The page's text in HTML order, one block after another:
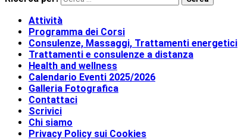
Attività
Programma dei Corsi
Consulenze, Massaggi, Trattamenti energetici
Trattamenti e consulenze a distanza
Health and wellness
Calendario Eventi 2025/2026
Galleria Fotografica
Contattaci
Scrivici
Chi siamo
Privacy Policy sui Cookies